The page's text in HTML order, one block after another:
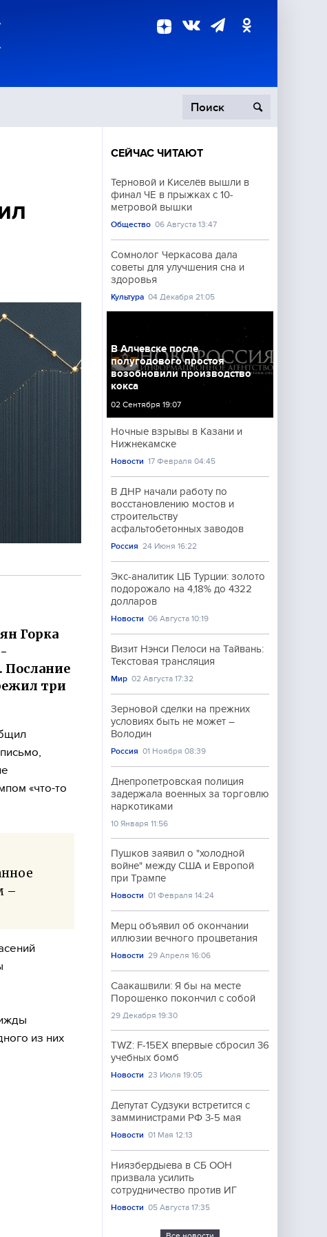
Горка
Послание
три
«что-то
–
из них
СЕЙЧАС ЧИТАЮТ
Терновой и Киселёв вышли в
финал ЧЕ в прыжках с 10-
метровой вышки
Общество 06 Августа 13:47
Сомнолог Черкасова дала
советы для улучшения сна и
здоровья
Культура 04 Декабря 21:05
В Алчевске после
полугодового простоя
возобновили производство
кокса
02 Сентября 19:07
Ночные взрывы в Казани и
Нижнекамске
Новости 17 Февраля 04:45
В ДНР начали работу по
восстановлению мостов и
строительству
асфальтобетонных заводов
Россия 24 Июня 16:22
Экс-аналитик ЦБ Турции: золото
подорожало на 4,18% до 4322
долларов
Новости 06 Августа 10:19
Визит Нэнси Пелоси на Тайвань:
Текстовая трансляция
Мир 02 Августа 17:32
Зерновой сделки на прежних
условиях быть не может –
Володин
Россия 01 Ноября 08:39
Днепропетровская полиция
задержала военных за торговлю
наркотиками
10 Января 11:56
Пушков заявил о "холодной
войне" между США и Европой
при Трампе
Новости 01 Февраля 14:24
Мерц объявил об окончании
иллюзии вечного процветания
Новости 29 Апреля 16:06
Саакашвили: Я бы на месте
Порошенко покончил с собой
29 Декабря 19:30
TWZ: F-15EX впервые сбросил 36
учебных бомб
Новости 23 Июля 19:05
Депутат Судзуки встретится с
замминистрами РФ 3-5 мая
Новости 01 Мая 12:13
Ниязбердыева в СБ ООН
призвала усилить
сотрудничество против ИГ
Новости 05 Августа 17:35